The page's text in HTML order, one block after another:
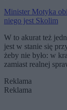
Minister Motyka
niego jest Skolim
W to akurat też
jest w stanie się
żeby nie było: w
zamiast realnej
Reklama
Reklama